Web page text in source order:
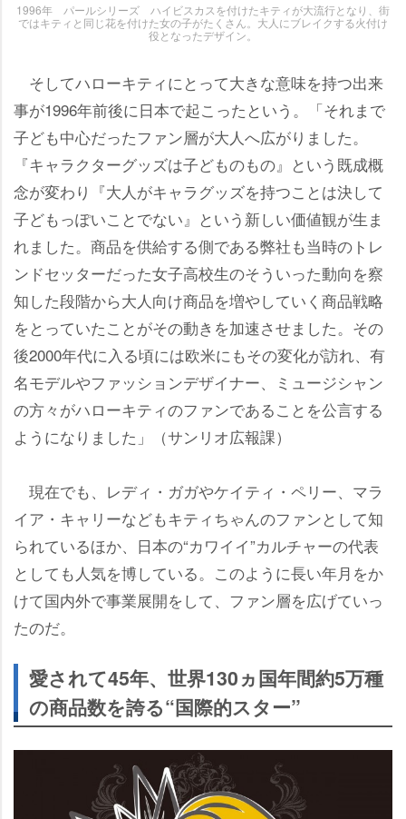
1996年 パールシリーズ ハイビスカスを付けたキティが大流行となり、街
ではキティと同じ花を付けた女の子がたくさん。大人にブレイクする火付け
役となったデザイン。
そしてハローキティにとって大きな意味を持つ出来
事が1996年前後に日本で起こったという。「それまで
子ども中心だったファン層が大人へ広がりました。
『キャラクターグッズは子どものもの』という既成概
念が変わり『大人がキャラグッズを持つことは決して
子どもっぽいことでない』という新しい価値観が生ま
れました。商品を供給する側である弊社も当時のトレ
ンドセッターだった女子高校生のそういった動向を察
知した段階から大人向け商品を増やしていく商品戦略
をとっていたことがその動きを加速させました。その
後2000年代に入る頃には欧米にもその変化が訪れ、有
名モデルやファッションデザイナー、ミュージシャン
の方々がハローキティのファンであることを公言する
ようになりました」（サンリオ広報課）
現在でも、レディ・ガガやケイティ・ペリー、マラ
イア・キャリーなどもキティちゃんのファンとして知
られているほか、日本の“カワイイ”カルチャーの代表
としても人気を博している。このように長い年月をか
けて国内外で事業展開をして、ファン層を広げていっ
たのだ。
愛されて45年、世界130ヵ国年間約5万種
の商品数を誇る“国際的スター”